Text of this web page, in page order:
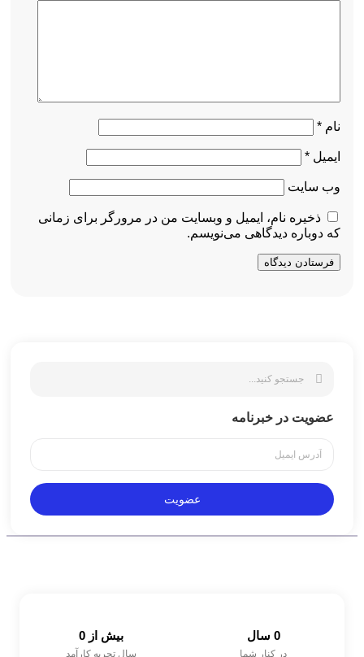
نام *
ایمیل *
وب‌ سایت
ذخیره نام، ایمیل و وبسایت من در مرورگر برای زمانی
که دوباره دیدگاهی می‌نویسم.
عضویت در خبرنامه
عضویت
در کنار شما
0
سال تجربه کارآمد
بیش از 0